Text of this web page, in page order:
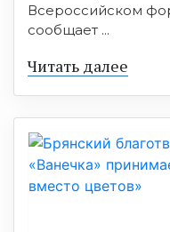
Всероссийском
сообщает ...
Читать далее